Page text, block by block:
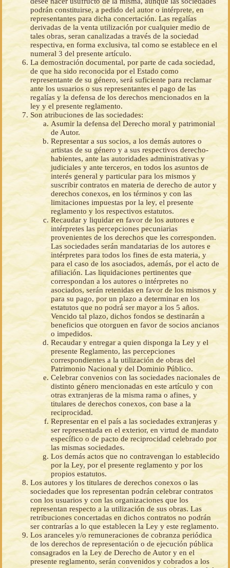
podrán constituirse, a pedido del autor o intérprete, en
representantes para dicha concertación. Las regalías
derivadas de la venta utilización por cualquier medio de
tales obras, seran canalizadas a través de la sociedad
respectiva, en forma exclusiva, tal como se establece en el
numeral 3 del presente artículo.
La demostración documental, por parte de cada sociedad,
de que ha sido reconocida por el Estado como
representante de su género, será suficiente para reclamar
ante los usuarios o sus representantes el pago de las
regalías y la defensa de los derechos mencionados en la
ley y el presente reglamento.
Son atribuciones de las sociedades:
Asumir la defensa del Derecho moral y patrimonial
de Autor.
Representar a sus socios, a los demás autores o
artistas de su género y a sus respectivos derecho-
habientes, ante las autoridades administrativas y
judiciales y ante terceros, en todos los asuntos de
interés general y particular para los mismos y
suscribir contratos en materia de derecho de autor y
derechos conexos, en los términos y con las
limitaciones impuestas por la ley, el presente
reglamento y los respectivos estatutos.
Recaudar y liquidar en favor de los autores e
intérpretes las percepciones pecuniarias
provenientes de los derechos que les corresponden.
Las sociedades serán mandatarias de los autores e
intérpretes para todos los fines de esta materia, y
para el caso de los asociados, además, por el acto de
afiliación. Las liquidaciones pertinentes que
correspondan a los autores o intérpretes no
asociados, serán retenidas en favor de los mismos y
para su pago, por un plazo a determinar en los
estatutos que no podrá ser mayor a los 5 años.
Vencido tal plazo, dichos fondos se destinarán a
beneficios que otorguen en favor de socios ancianos
o impedidos.
Recaudar y entregar a quien disponga la Ley y el
presente Reglamento, las percepciones
correspondientes a la utilización de obras del
Patrimonio Nacional y del Dominio Público.
Celebrar convenios con las sociedades nacionales de
distinto género mencionadas en este artículo y con
otras extranjeras de la misma rama o afines, y
titulares de derechos conexos, con base a la
reciprocidad.
Representar en el país a las sociedades extranjeras y
ser representada en el exterior, en virtud de mandato
específico o de pacto de reciprocidad celebrado por
las mismas sociedades.
Los demás actos que no contravengan lo establecido
por la Ley, por el presente reglamento y por los
propios estatutos.
Los autores y los titulares de derechos conexos o las
sociedades que los representan podrán celebrar contratos
con los usuarios y con las organizaciones que los
representan respecto a la utilización de sus obras. Las
retribuciones concertadas en dichos contratos no podrán
ser contrarías a lo que establecen la Ley y este reglamento.
Los aranceles y/o remuneraciones de cobranza periódica
de los derechos de representación o de ejecución pública
consagrados en la Ley de Derecho de Autor y en el
presente reglamento, serán convenidos y cobrados a los